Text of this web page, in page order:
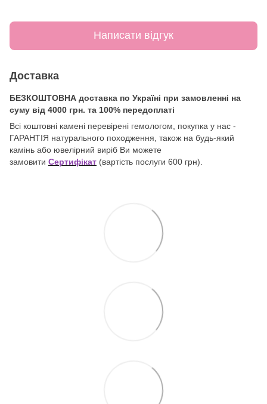
Написати відгук
Доставка
БЕЗКОШТОВНА доставка по Україні при замовленні на
суму від 4000 грн. та 100% передоплаті
Всі коштовні камені перевірені гемологом, покупка у нас -
ГАРАНТІЯ натурального походження, також на будь-який
камінь або ювелірний виріб Ви можете
замовити Сертифікат (вартість послуги 600 грн).